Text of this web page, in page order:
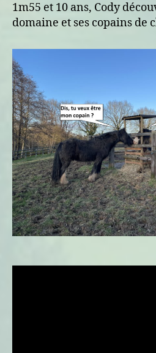
1m55 et 10 ans, Cody
domaine et ses copains de